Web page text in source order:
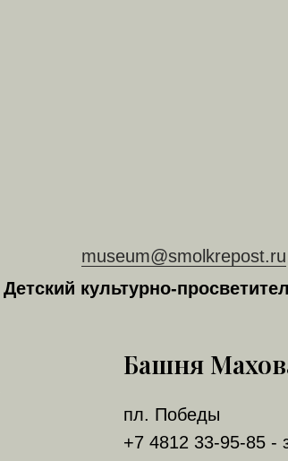
museum@smolkrepost.ru
Детский культурно-
Башня
пл. Победы
+7 4812 33-95-85 -